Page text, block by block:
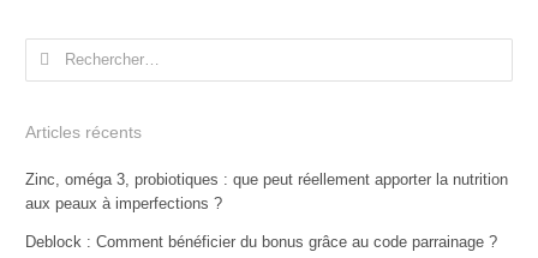
Rechercher :
Articles récents
Zinc, oméga 3, probiotiques : que peut réellement apporter la nutrition
aux peaux à imperfections ?
Deblock : Comment bénéficier du bonus grâce au code parrainage ?